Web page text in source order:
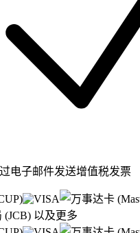
电子邮件发送增值税发票
以及更多